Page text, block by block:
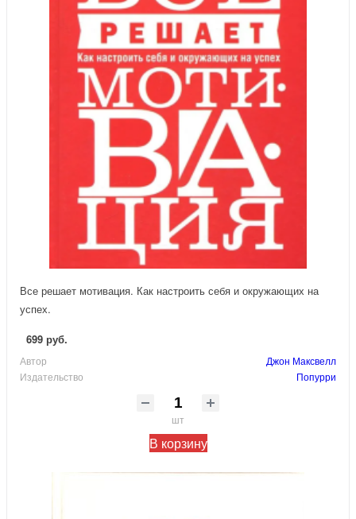
Все решает мотивация. Как настроить себя и окружающих на
успех.
699 руб.
Автор
Джон Максвелл
Издательство
Попурри
шт
В корзину